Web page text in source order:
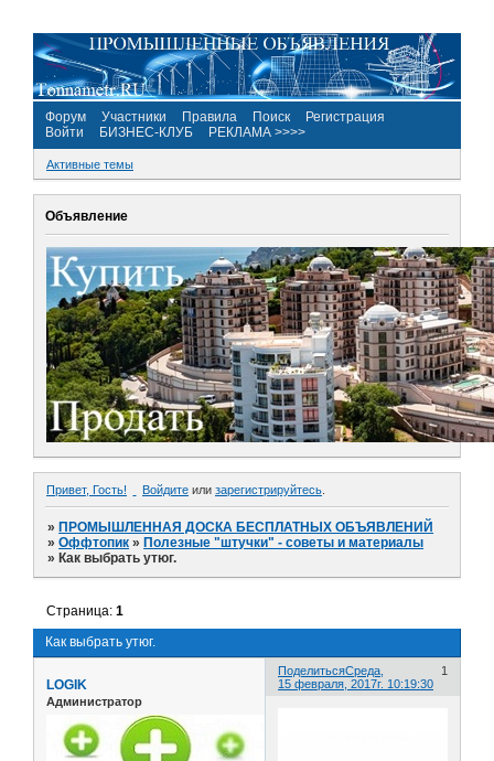
Форум Участники Правила Поиск
Регистрация
Войти
БИЗНЕС-КЛУБ РЕКЛАМА >>>>
Активные темы
Объявление
Привет, Гость! Войдите или зарегистрируйтесь
»ПРОМЫШЛЕННАЯ ДОСКА БЕСПЛАТНЫХ ОБЪЯВЛЕНИЙ
»Оффтопик »Полезные "штучки" - советы и материалы
»Как выбрать утюг.
Как выбрать утюг.
Страница:1
Поделиться 1
Среда,
15 февраля, 2017г. 10:19:30
LOGIK
Администратор